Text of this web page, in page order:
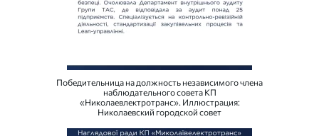
Победительница на должность независимого члена
наблюдательного совета КП
«Николаевлектротранс». Иллюстрация:
Николаевский городской совет